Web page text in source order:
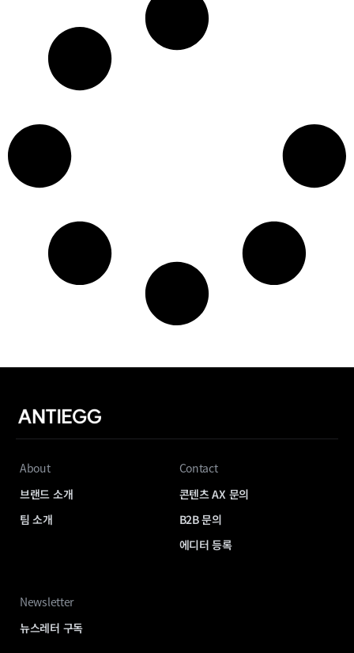
About
브랜드 소개
팀 소개
Contact
콘텐츠 AX 문의
B2B 문의
에디터 등록
Newsletter
뉴스레터 구독